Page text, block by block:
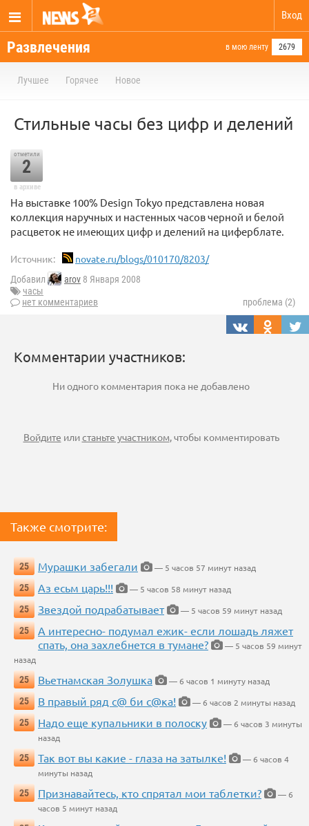
Вход
Развлечения в мою ленту 2679
Лучшее Горячее Новое
Стильные часы без цифр и делений
отметили
2
в архиве
На выставке 100% Design Tokyo представлена новая
коллекция наручных и настенных часов черной и белой
расцветок не имеющих цифр и делений на циферблате.
Источник: novate.ru/blogs/010170/8203/
Добавил arov 8 Января 2008
часы
нет комментариев
проблема (2)
Комментарии участников:
Ни одного комментария пока не добавлено
Войдите илистаньте участником, чтобы комментировать
Также смотрите:
25 Мурашки забегали
— 5 часов 57 минут назад
25
Аз есьм царь!!!
— 5 часов 58 минут назад
25
Звездой подрабатывает
— 5 часов 59 минут назад
25
А интересно- подумал ежик- если лошадь ляжет
спать, она захлебнется в тумане?
— 5 часов 59 минут
назад
25
Вьетнамская Золушка
— 6 часов 1 минуту назад
25
В правый ряд с@ би с@ка!
— 6 часов 2 минуты назад
25
Надо еще купальники в полоску
— 6 часов 3 минуты
назад
25
Так вот вы какие - глаза на затылке!
— 6 часов 4
минуты назад
25
Признавайтесь, кто спрятал мои таблетки?
— 6
часов 5 минут назад